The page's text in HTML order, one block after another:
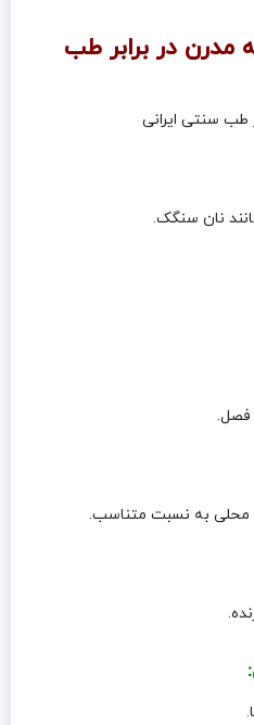
مدرن در برابر طب
نان سنگک.
فصل.
محلی به نسبت متناسب.